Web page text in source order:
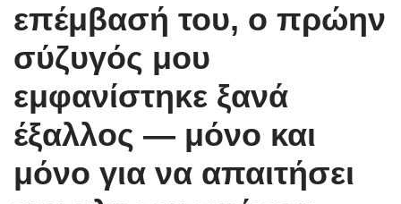
επέμβασή του, ο πρώην
σύζυγός μου
εμφανίστηκε ξανά
έξαλλος — μόνο και
μόνο για να απαιτήσει